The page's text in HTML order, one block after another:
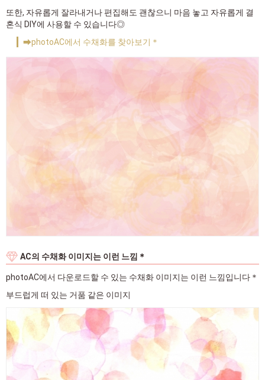
또한, 자유롭게 잘라내거나 편집해도 괜찮으니 마음 놓고 자유롭게 결
혼식 DIY에 사용할 수 있습니다◎
➡photoAC에서 수채화를 찾아보기＊
AC의 수채화 이미지는 이런 느낌＊
photoAC에서 다운로드할 수 있는 수채화 이미지는 이런 느낌입니다＊
부드럽게 떠 있는 거품 같은 이미지